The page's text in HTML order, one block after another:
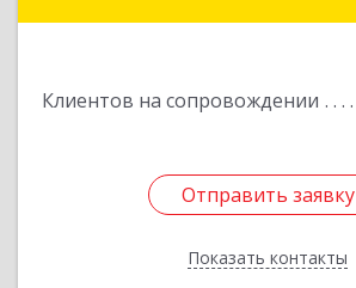
Клиентов на сопровождении
Отправить заявку
Показать контакты
Отправить заявку
Назад